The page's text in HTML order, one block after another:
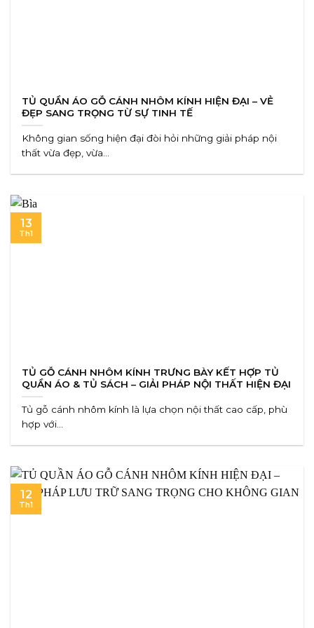
TỦ QUẦN ÁO GỖ CÁNH NHÔM KÍNH HIỆN ĐẠI – VẺ
ĐẸP SANG TRỌNG TỪ SỰ TINH TẾ
Không gian sống hiện đại đòi hỏi những giải pháp nội
thất vừa đẹp, vừa...
TỦ GỖ CÁNH NHÔM KÍNH TRƯNG BÀY KẾT HỢP TỦ
QUẦN ÁO & TỦ SÁCH – GIẢI PHÁP NỘI THẤT HIỆN ĐẠI
Tủ gỗ cánh nhôm kính là lựa chọn nội thất cao cấp, phù
hợp với...
13
Th1
12
Th1